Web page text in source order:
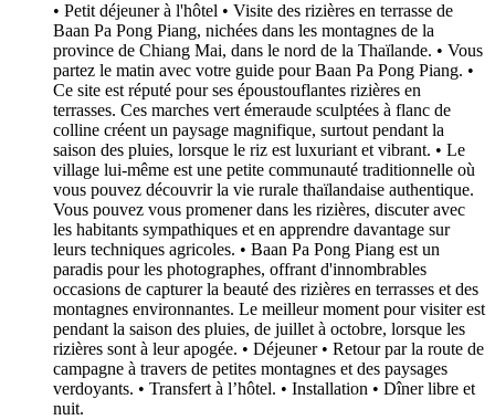
• Petit déjeuner à l'hôtel • Visite des rizières en terrasse de
Baan Pa Pong Piang, nichées dans les montagnes de la
province de Chiang Mai, dans le nord de la Thaïlande. • Vous
partez le matin avec votre guide pour Baan Pa Pong Piang. •
Ce site est réputé pour ses époustouflantes rizières en
terrasses. Ces marches vert émeraude sculptées à flanc de
colline créent un paysage magnifique, surtout pendant la
saison des pluies, lorsque le riz est luxuriant et vibrant. • Le
village lui-même est une petite communauté traditionnelle où
vous pouvez découvrir la vie rurale thaïlandaise authentique.
Vous pouvez vous promener dans les rizières, discuter avec
les habitants sympathiques et en apprendre davantage sur
leurs techniques agricoles. • Baan Pa Pong Piang est un
paradis pour les photographes, offrant d'innombrables
occasions de capturer la beauté des rizières en terrasses et des
montagnes environnantes. Le meilleur moment pour visiter est
pendant la saison des pluies, de juillet à octobre, lorsque les
rizières sont à leur apogée. • Déjeuner • Retour par la route de
campagne à travers de petites montagnes et des paysages
verdoyants. • Transfert à l’hôtel. • Installation • Dîner libre et
nuit.